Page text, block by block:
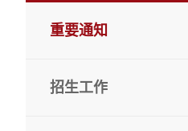
重要通知
招生工作